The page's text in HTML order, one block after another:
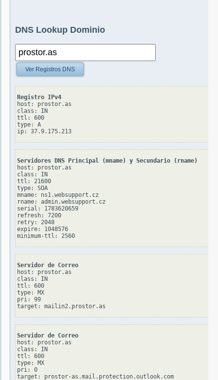
DNS Lookup Dominio
Ver Registros DNS
Registro IPv4
host: prostor.as
class: IN
ttl: 600
type: A
Servidores DNS Principal (mname) y Secundario (rname)
host: prostor.as
class: IN
ttl: 21600
type: SOA
mname: ns1.websupport.cz
rname: admin.websupport.cz
serial: 1783620659
refresh: 7200
retry: 2048
expire: 1048576
Servidor de Correo
host: prostor.as
class: IN
ttl: 600
type: MX
pri: 99
Servidor de Correo
host: prostor.as
class: IN
ttl: 600
type: MX
pri: 0